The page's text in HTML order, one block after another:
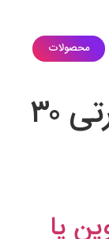
محصولات
پرس حرارتی ۳۰
یا